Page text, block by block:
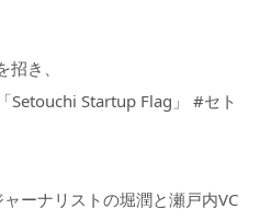
き、
Setouchi Startup Flag」 #セト
ーナリストの堀潤と瀬戸内VC